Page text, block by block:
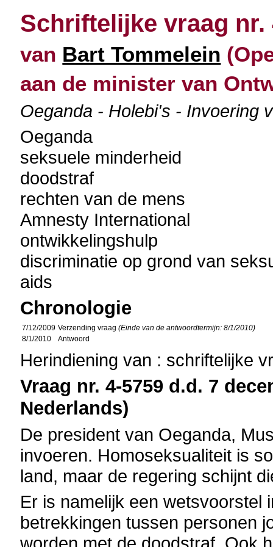
Schriftelijke vraag nr.
van Bart Tommelein
aan de minister van
Oeganda - Holebi's - Invoering
Oeganda
seksuele minderheid
doodstraf
rechten van de mens
Amnesty International
ontwikkelingshulp
discriminatie op grond van
aids
Chronologie
7/12/2009 Verzending vraag(Einde van de antwoordtermijn: 8/1/2010)
8/1/2010
Antwoord
Herindiening van : schriftelijke
Vraag nr. 4-5759 d.d. 7
Nederlands)
De president van Oeganda,
invoeren. Homoseksualiteit is
land, maar de regering schijnt
Er is namelijk een wetsvoorstel
betrekkingen tussen personen